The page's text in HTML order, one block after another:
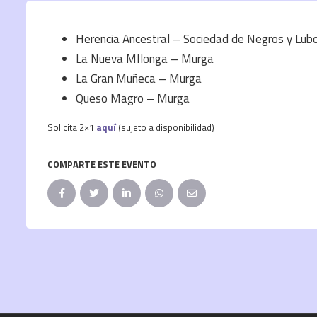
Herencia Ancestral – Sociedad de Negros y
La Nueva MIlonga – Murga
La Gran Muñeca – Murga
Queso Magro – Murga
Solicita 2×1 aquí (sujeto a disponibilidad)
COMPARTE ESTE EVENTO